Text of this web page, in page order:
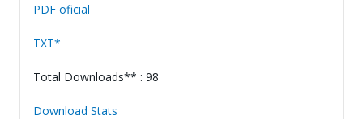
PDF oficial
TXT*
Total Downloads** : 98
Download Stats